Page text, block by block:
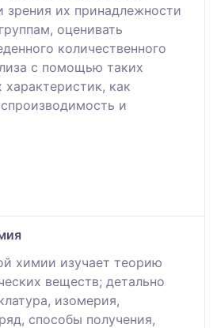
зрения их принадлежности
оценивать
количественного
с помощью таких
как
и
химии изучает теорию
веществ; детально
изомерия,
способы получения,